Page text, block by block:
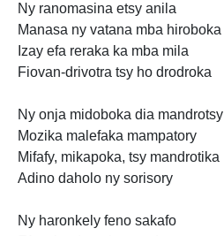
Ny ranomasina etsy anila
Manasa ny vatana mba hiroboka
Izay efa reraka ka mba mila
Fiovan-drivotra tsy ho drodroka
Ny onja midoboka dia mandrotsy
Mozika malefaka mampatory
Mifafy, mikapoka, tsy mandrotika
Adino daholo ny sorisory
Ny haronkely feno sakafo